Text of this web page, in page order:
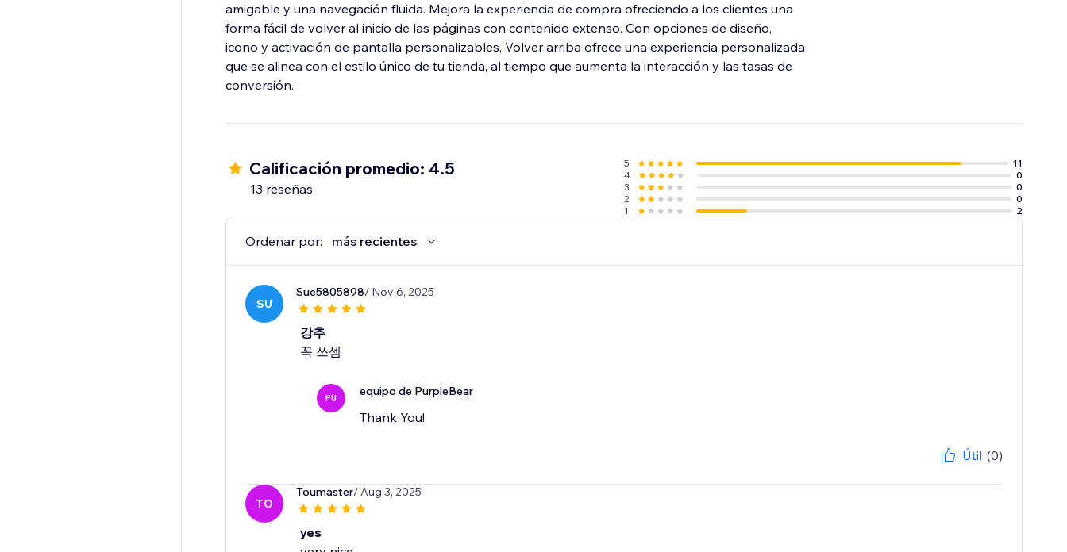
amigable y una navegación fluida. Mejora la experiencia de compra ofreciendo a los clientes una
forma fácil de volver al inicio de las páginas con contenido extenso. Con opciones de diseño,
icono y activación de pantalla personalizables, Volver arriba ofrece una experiencia personalizada
que se alinea con el estilo único de tu tienda, al tiempo que aumenta la interacción y las tasas de
conversión.
Calificación promedio: 4.5
13 reseñas
5
11
4
0
3
0
2
0
1
2
Ordenar por: más recientes
SU
Sue5805898/ Nov 6, 2025
강추
꼭 쓰셈
PU equipo de PurpleBear
Thank You!
Útil (0)
TO
Toumaster/ Aug 3, 2025
yes